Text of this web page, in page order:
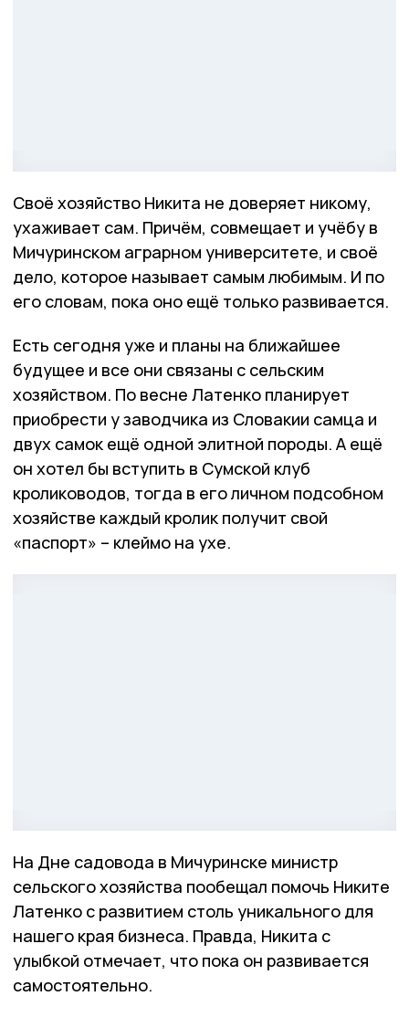
Своё хозяйство Никита не доверяет никому,
ухаживает сам. Причём, совмещает и учёбу в
Мичуринском аграрном университете, и своё
дело, которое называет самым любимым. И по
его словам, пока оно ещё только развивается.
Есть сегодня уже и планы на ближайшее
будущее и все они связаны с сельским
хозяйством. По весне Латенко планирует
приобрести у заводчика из Словакии самца и
двух самок ещё одной элитной породы. А ещё
он хотел бы вступить в Сумской клуб
кролиководов, тогда в его личном подсобном
хозяйстве каждый кролик получит свой
«паспорт» – клеймо на ухе.
На Дне садовода в Мичуринске министр
сельского хозяйства пообещал помочь Никите
Латенко с развитием столь уникального для
нашего края бизнеса. Правда, Никита с
улыбкой отмечает, что пока он развивается
самостоятельно.